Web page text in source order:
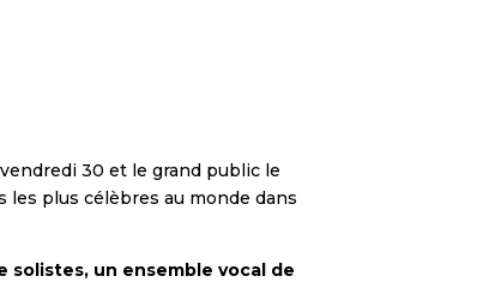
30 et le grand public le
les plus célèbres au monde dans
solistes, un ensemble vocal de